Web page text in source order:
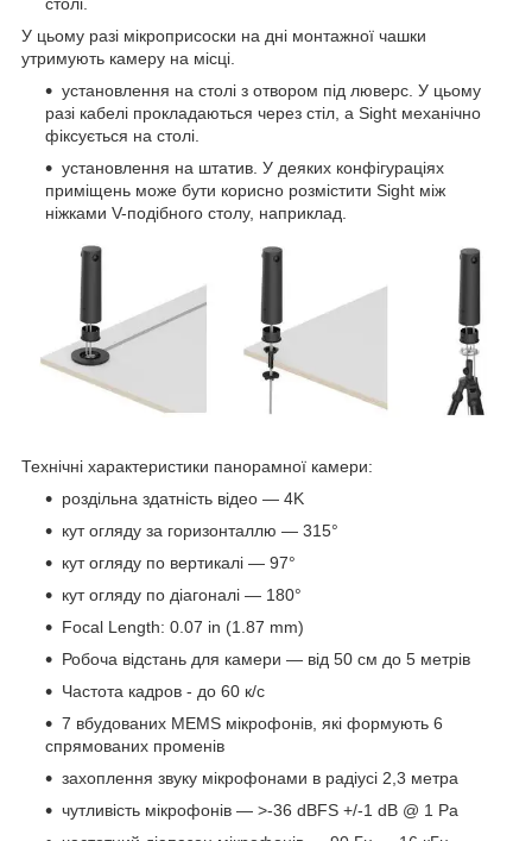
У цьому разі мікроприсоски на дні монтажної чашки
утримують камеру на місці.
установлення на столі з отвором під люверс. У цьому
разі кабелі прокладаються через стіл, а Sight механічно
фіксується на столі.
установлення на штатив. У деяких конфігураціях
приміщень може бути корисно розмістити Sight між
ніжками V-подібного столу, наприклад.
Технічні характеристики панорамної камери:
роздільна здатність відео — 4K
кут огляду за горизонталлю — 315°
кут огляду по вертикалі — 97°
кут огляду по діагоналі — 180°
Focal Length: 0.07 in (1.87 mm)
Робоча відстань для камери — від 50 см до 5 метрів
Частота кадров - до 60 к/с
7 вбудованих MEMS мікрофонів, які формують 6
спрямованих променів
захоплення звуку мікрофонами в радіусі 2,3 метра
чутливість мікрофонів — >-36 dBFS +/-1 dB @ 1 Pa